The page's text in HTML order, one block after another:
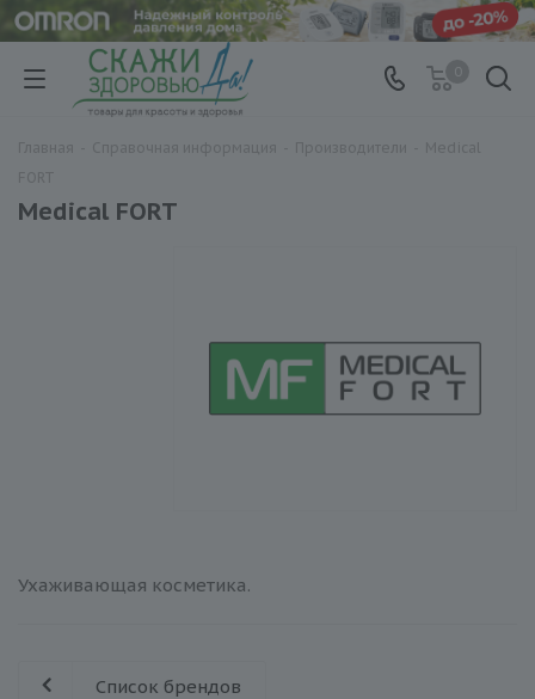
Medical FORT
Ухаживающая косметика.
Список брендов